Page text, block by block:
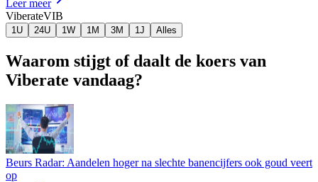
Leer meer
ViberateVIB
1U 24U 1W 1M 3M 1J Alles
Waarom stijgt of daalt de koers van
Viberate vandaag?
Beurs Radar: Aandelen hoger na slechte banencijfers ook goud veert
op